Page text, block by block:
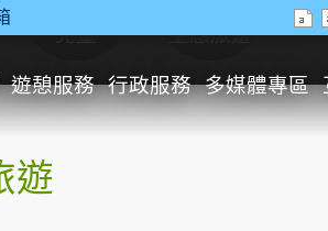
遊憩服務 行政服務 多媒體專區
兒童 生態旅遊
遊